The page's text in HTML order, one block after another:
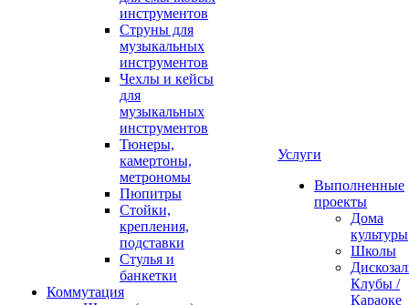
инструментов
Струны для
музыкальных
инструментов
Чехлы и кейсы
для
музыкальных
инструментов
Тюнеры,
камертоны,
метрономы
Пюпитры
Стойки,
крепления,
подставки
Стулья и
банкетки
Коммутация
Услуги
Выполненные
проекты
Дома
культуры
Школы
Клубы /
Караоке